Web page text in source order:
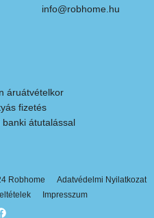
info@robhome.hu
áruátvételkor
fizetés
átutalással
Robhome
Adatvédelmi Nyilatkozat
Impresszum
F